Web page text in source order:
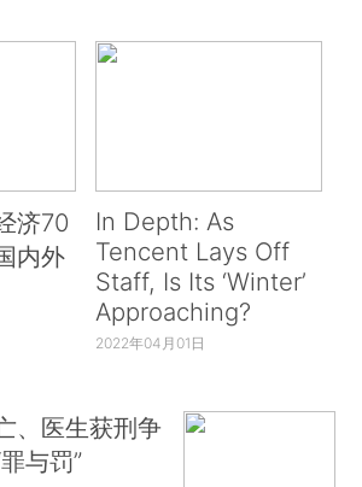
济70
内外
In Depth: As
Tencent Lays Off
Staff, Is Its ‘Winter’
Approaching?
2022年04月01日
、医生获刑争
与罚”